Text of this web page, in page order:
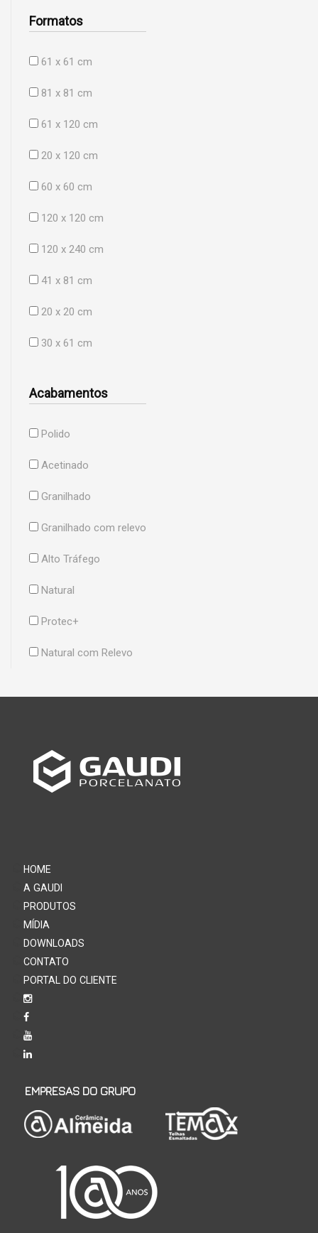
Formatos
61 x 61 cm
81 x 81 cm
61 x 120 cm
20 x 120 cm
60 x 60 cm
120 x 120 cm
120 x 240 cm
41 x 81 cm
20 x 20 cm
30 x 61 cm
Acabamentos
Polido
Acetinado
Granilhado
Granilhado com relevo
Alto Tráfego
Natural
Protec+
Natural com Relevo
HOME
A GAUDI
PRODUTOS
MÍDIA
DOWNLOADS
CONTATO
PORTAL DO CLIENTE
EMPRESAS DO GRUPO